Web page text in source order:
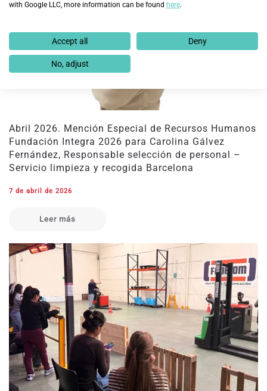
Abril 2026. Mención Especial de Recursos Humanos
Fundación Integra 2026 para Carolina Gálvez
Fernández, Responsable selección de personal –
Servicio limpieza y recogida Barcelona
7 de abril de 2026
Leer más
with Google LLC, more information can be found here.
Accept all Deny
No, adjust